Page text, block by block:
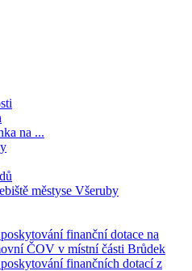
na ...
městyse Všeruby
finanční dotace na
ČOV v místní části Brůdek
finančních dotací z